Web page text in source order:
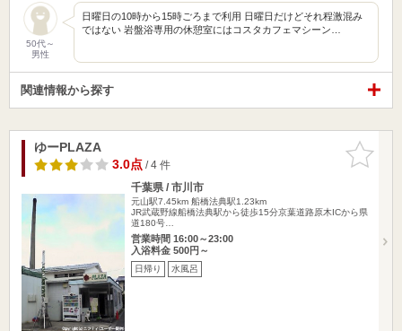
50代～
男性
日曜日の10時から15時ごろまで利用 日曜日だけどそれ程激混み
ではない 岩盤浴専用の休憩室にはコスタカフェマシーン…
関連情報から探す
お気に入
りに追加
ゆーPLAZA
3.0点/ 4 件
千葉県 / 市川市
元山駅7.45km 船橋法典駅1.23km
JR武蔵野線船橋法典駅から徒歩15分京葉道路原木ICから県
道180号…
営業時間 16:00～23:00
入浴料金 500円～
日帰り 水風呂